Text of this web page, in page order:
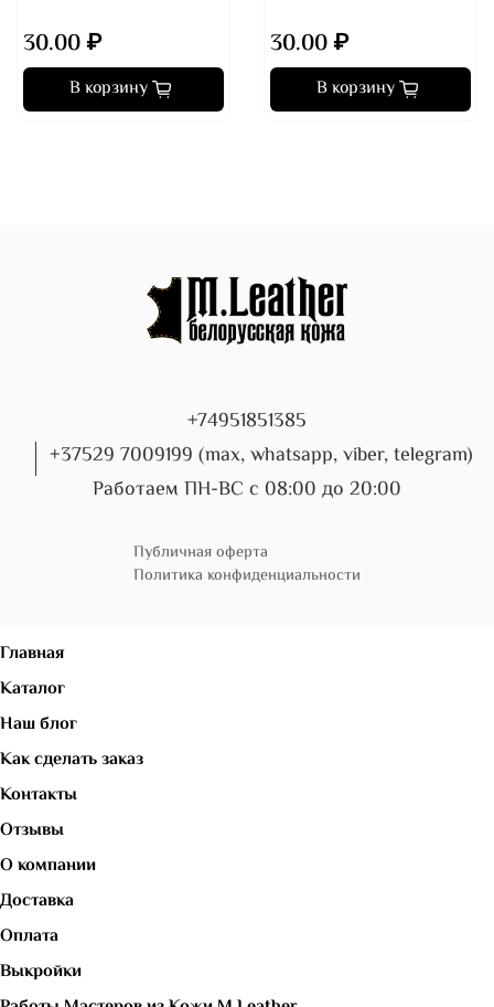
30.00 ₽
В корзину
30.00 ₽
В корзину
+74951851385
+37529 7009199 (max, whatsapp, viber, telegram)
Работаем ПН-ВС с 08:00 до 20:00
Публичная оферта
Политика конфиденциальности
Главная
Каталог
Наш блог
Как сделать заказ
Контакты
Отзывы
О компании
Доставка
Оплата
Выкройки